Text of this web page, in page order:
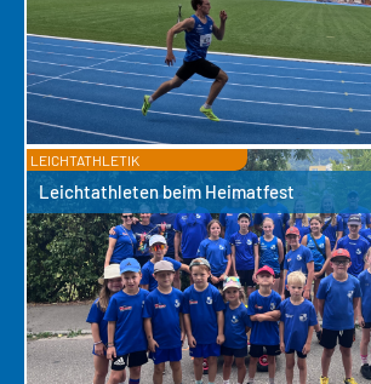
LEICHTATHLETIK
Leichtathleten beim Heimatfest